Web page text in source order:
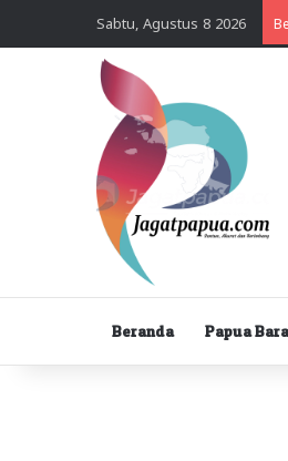
Sabtu, Agustus 8 2026
Beranda Papua